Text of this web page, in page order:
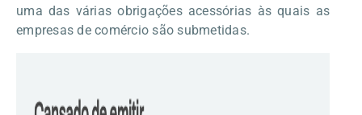
uma das várias obrigações acessórias às quais as
empresas de comércio são submetidas.